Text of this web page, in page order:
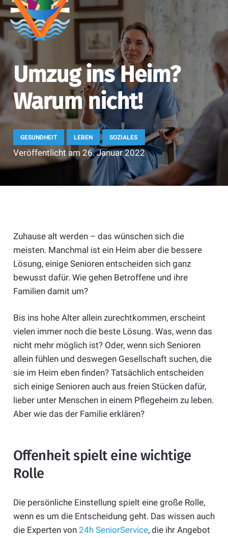
Umzug ins Heim?
Warum nicht!
GESUNDHEIT LEBEN SOZIALES
Veröffentlicht am 26. Januar 2022
Zuhause alt werden – das wünschen sich die
meisten. Manchmal ist ein Heim aber die bessere
Lösung, einige Senioren entscheiden sich ganz
bewusst dafür. Wie gehen Betroffene und ihre
Familien damit um?
Bis ins hohe Alter allein zurechtkommen, erscheint
vielen immer noch die beste Lösung. Was, wenn das
nicht mehr möglich ist? Oder, wenn sich Senioren
allein fühlen und deswegen Gesellschaft suchen, die
sie im Heim eben finden? Tatsächlich entscheiden
sich einige Senioren auch aus freien Stücken dafür,
lieber unter Menschen in einem Pflegeheim zu leben.
Aber wie das der Familie erklären?
Offenheit spielt eine wichtige
Rolle
Die persönliche Einstellung spielt eine große Rolle,
wenn es um die Entscheidung geht. Das wissen auch
die Experten von 24h SeniorService, die ihr Angebot